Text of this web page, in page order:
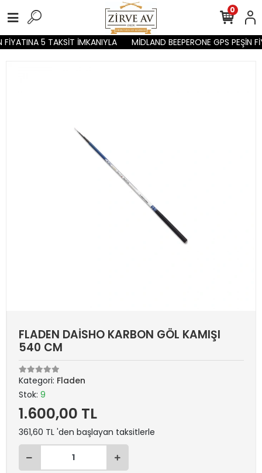
FİYATINA 5 TAKSİT İMKANIYLA MİDLAND BEEPERONE GPS PEŞİN
0
FLADEN DAİSHO KARBON GÖL KAMIŞI
540 CM
Kategori: Fladen
Stok: 9
1.600,00 TL
361,60 TL 'den başlayan taksitlerle